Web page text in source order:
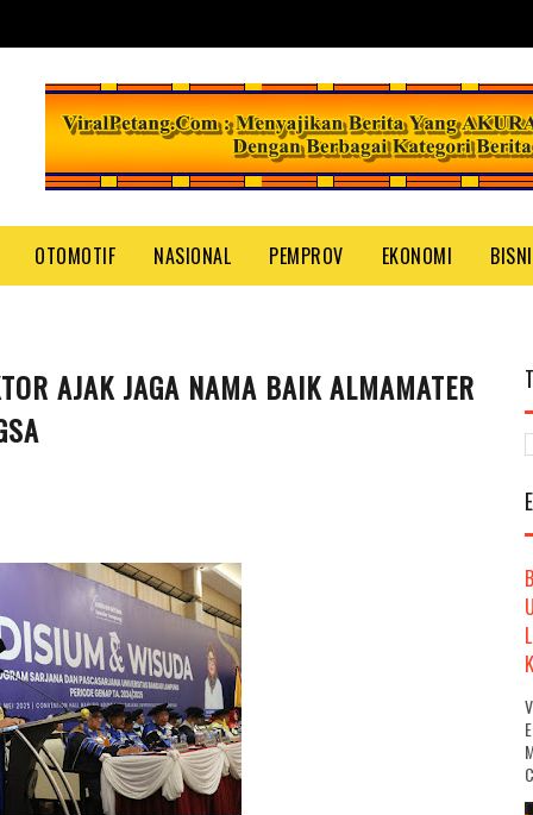
OTOMOTIF NASIONAL PEMPROV EKONOMI
AJAK JAGA NAMA BAIK ALMAMATER